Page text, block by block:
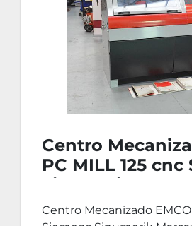
Mecanizado EMCO
125 cnc Siemens
EMCO PC MILL 125 cnc